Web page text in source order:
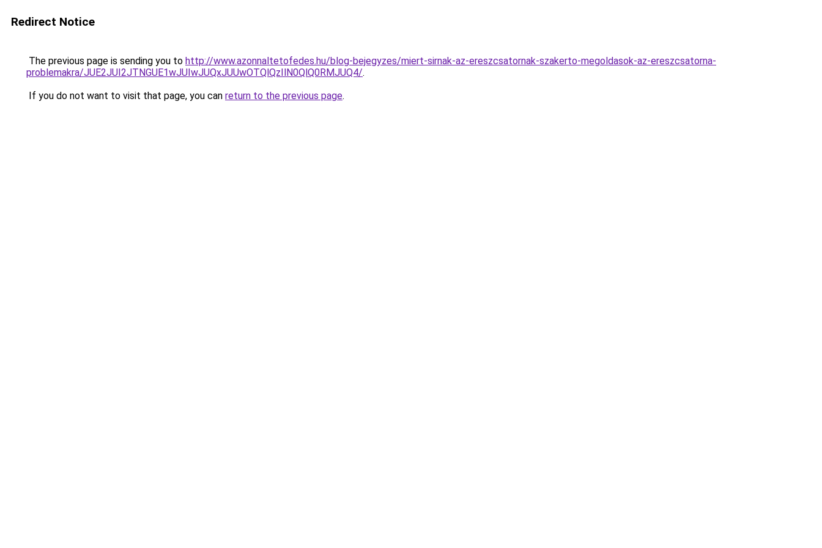
Redirect Notice
The previous page is sending you to http://www.azonnaltetofedes.hu/blog-bejegyzes/miert-sirnak-az-ereszcsatornak-szakerto-megoldasok-az-ereszcsatorna-
problemakra/JUE2JUI2JTNGUE1wJUIwJUQxJUUwOTQlQzIlN0QlQ0RMJUQ4/.
If you do not want to visit that page, you can return to the previous page.